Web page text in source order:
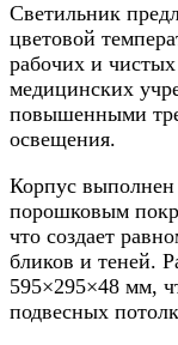
Светильник
цветовой
рабочих и
медицинских
повышенными
освещения.
Корпус выполнен
порошковым
что создает
бликов и теней.
595×295×48 мм,
подвесных